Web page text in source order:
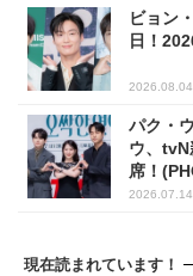
ビョン
日！
2026.08.04
パク・
ウ、tvN
席！
2026.07.14
現在読まれています！